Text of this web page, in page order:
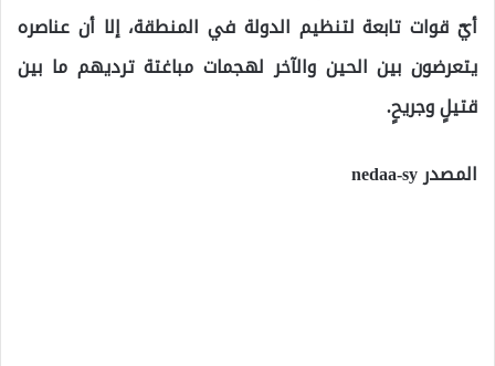
أيّ قوات تابعة لتنظيم الدولة في المنطقة، إلا أن عناصره
يتعرضون بين الحين والآخر لهجمات مباغتة ترديهم ما بين
قتيلٍ وجريحٍ.
المصدر nedaa-sy